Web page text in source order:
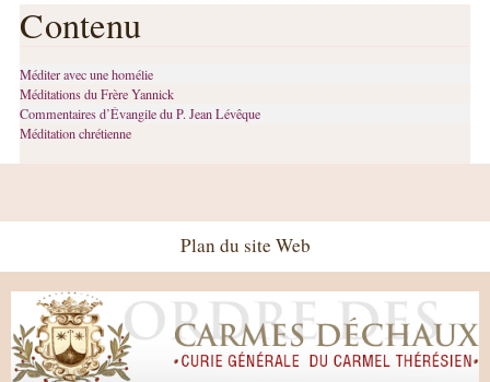
Contenu
Méditer avec une homélie
Méditations du Frère Yannick
Commentaires d’Évangile du P. Jean Lévêque
Méditation chrétienne
Plan du site Web